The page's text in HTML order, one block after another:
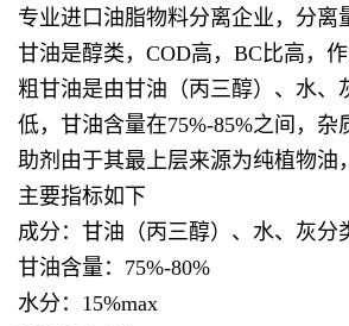
专业进口油脂物料分离企业，分离
甘油是醇类，COD高，BC比高，
粗甘油是由甘油（丙三醇）、水、
低，甘油含量在75%-85%之间，
助剂由于其最上层来源为纯植物油，
主要指标如下
成分：甘油（丙三醇）、水、灰分
甘油含量：75%-80%
水分：15%max